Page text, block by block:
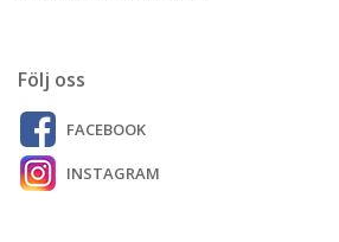
Följ oss
FACEBOOK
INSTAGRAM